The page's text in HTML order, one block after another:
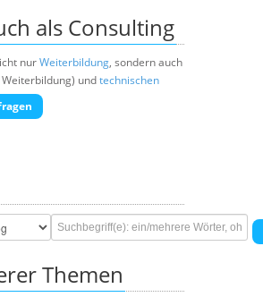
als Consulting
nurWeiterbildung, sondern auch
undtechnischen
Themen